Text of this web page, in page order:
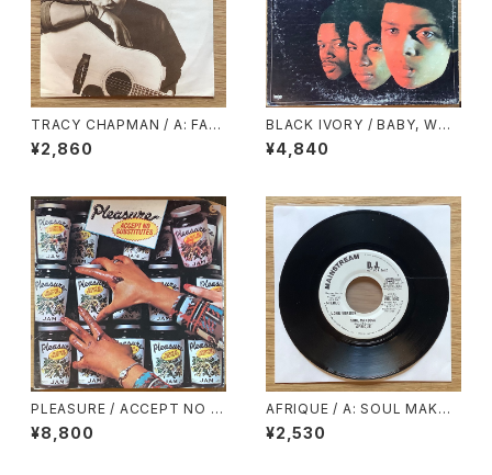
TRACY CHAPMAN / A: FAS
T CAR / B: FOR YOU
¥2,860
BLACK IVORY / BABY, WO
N’T YOU CHANGE YOUR MI
ND
¥4,840
PLEASURE / ACCEPT NO S
UBSTITUTES
¥8,800
AFRIQUE / A: SOUL MAKOS
SA (LONG VERSION) / B: S
OUL MAKOSSA (SHORT VE
¥2,530